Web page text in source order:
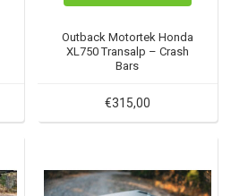
Outback Motortek Honda
XL750 Transalp – Crash
Bars
€315,00